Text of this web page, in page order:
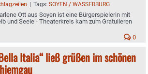
| Tags: SOYEN / WASSERBURG
Ott aus Soyen ist eine Bürgerspielerin mit
und Seele - Theaterkreis kam zum Gratulieren
0
Italia“ ließ grüßen im schönen